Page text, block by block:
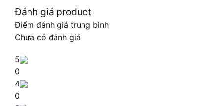
Đánh giá product
Điểm đánh giá trung bình
Chưa có đánh giá
5
0
4
0